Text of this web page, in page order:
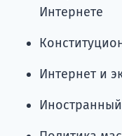
Интернете
Интернет и